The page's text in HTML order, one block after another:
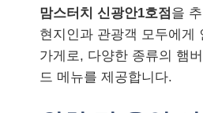
맘스터치 신광안1호점 을
현지인과 관광객 모두에게
가게로, 다양한 종류의 햄
드 메뉴를 제공합니다.